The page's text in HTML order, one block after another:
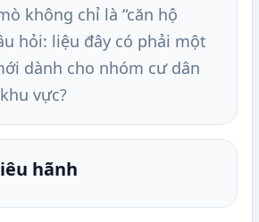
không chỉ là “căn hộ
hỏi: liệu đây có phải một
dành cho nhóm cư dân
vực?
hãnh